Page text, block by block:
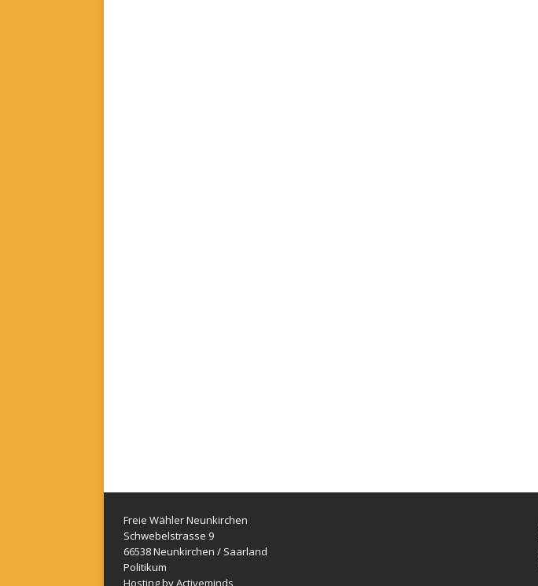
Freie Wähler Neunkirchen
Schwebelstrasse 9
66538 Neunkirchen / Saarland
Politikum
Hosting by Activeminds